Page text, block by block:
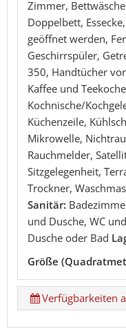
Zimmer,
Doppelbett,
geöffnet werden,
Geschirrspüler,
350, Handtücher
Kaffee und
Kochnische/
Küchenzeile,
Mikrowelle,
Rauchmelder,
Sitzgelegenheit,
Trockner,
Sanitär:
und Dusche, WC
Dusche oder Bad
Größe
Verfügbarkeiten